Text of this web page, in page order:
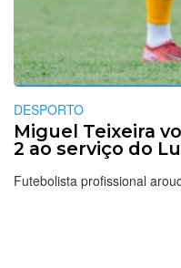
DESPORTO
Miguel Teixeira
2 ao serviço do
Futebolista profissional